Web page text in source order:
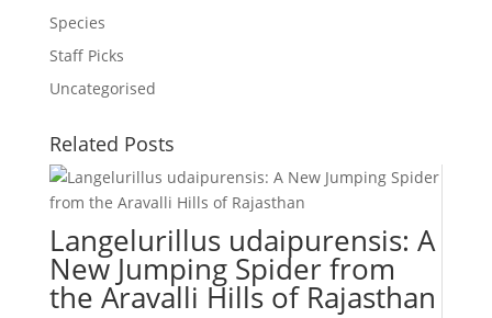
Species
Staff Picks
Uncategorised
Related Posts
Langelurillus udaipurensis: A
New Jumping Spider from
the Aravalli Hills of Rajasthan